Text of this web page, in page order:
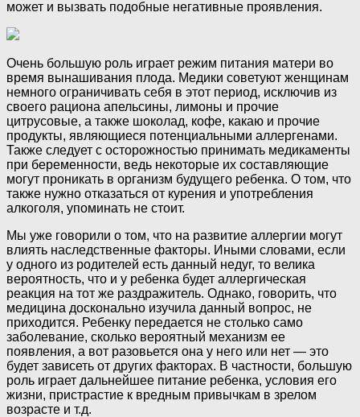
может и вызвать подобные негативные проявления.
Очень большую роль играет режим питания матери во
время вынашивания плода. Медики советуют женщинам
немного ограничивать себя в этот период, исключив из
своего рациона апельсины, лимоны и прочие
цитрусовые, а также шоколад, кофе, какаю и прочие
продукты, являющиеся потенциальными аллергенами.
Также следует с осторожностью принимать медикаменты
при беременности, ведь некоторые их составляющие
могут проникать в организм будущего ребенка. О том, что
также нужно отказаться от курения и употребления
алкоголя, упоминать не стоит.
Мы уже говорили о том, что на развитие аллергии могут
влиять наследственные факторы. Иными словами, если
у одного из родителей есть данный недуг, то велика
вероятность, что и у ребенка будет аллергическая
реакция на тот же раздражитель. Однако, говорить, что
медицина досконально изучила данный вопрос, не
приходится. Ребенку передается не столько само
заболевание, сколько вероятный механизм ее
появления, а вот разовьется она у него или нет — это
будет зависеть от других факторах. В частности, большую
роль играет дальнейшее питание ребенка, условия его
жизни, пристрастие к вредным привычкам в зрелом
возрасте и т.д.